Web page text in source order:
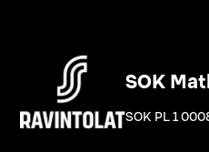
SOK
SOK PL 1